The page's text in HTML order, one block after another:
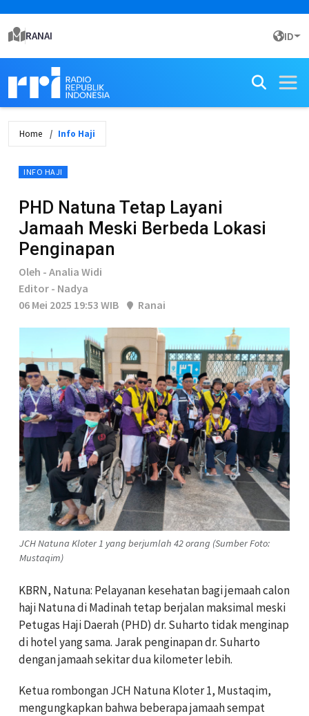
RANAI ID
Home Info Haji
INFO HAJI
PHD Natuna Tetap Layani
Jamaah Meski Berbeda Lokasi
Penginapan
Oleh - Analia Widi
Editor - Nadya
06 Mei 2025 19:53 WIB
Ranai
JCH Natuna Kloter 1 yang berjumlah 42 orang (Sumber Foto:
Mustaqim)
KBRN, Natuna: Pelayanan kesehatan bagi jemaah calon
haji Natuna di Madinah tetap berjalan maksimal meski
Petugas Haji Daerah (PHD) dr. Suharto tidak menginap
di hotel yang sama. Jarak penginapan dr. Suharto
dengan jamaah sekitar dua kilometer lebih.
Ketua rombongan JCH Natuna Kloter 1, Mustaqim,
mengungkapkan bahwa beberapa jamaah sempat